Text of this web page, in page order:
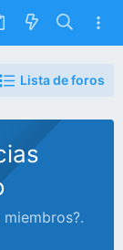
Lista de foros